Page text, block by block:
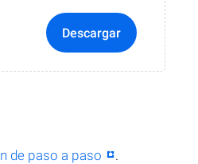
Descargar
de paso a paso .